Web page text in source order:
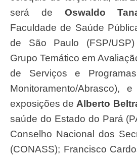
será de Oswaldo
Faculdade de Saúde
de São Paulo (FSP/
Grupo Temático em
de Serviços e
Monitoramento/Abrasco),
exposições de Alberto
saúde do Estado do Pará
Conselho Nacional dos
(CONASS); Francisco